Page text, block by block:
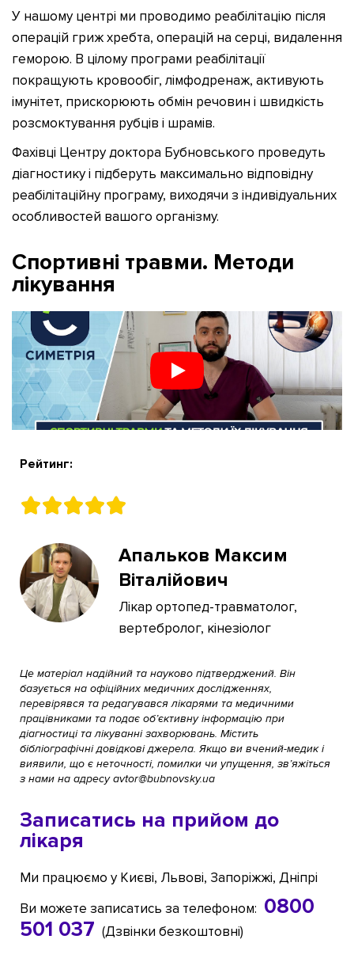
У нашому центрі ми проводимо реабілітацію після
операцій гриж хребта, операцій на серці, видалення
геморою. В цілому програми реабілітації
покращують кровообіг, лімфодренаж, активують
імунітет, прискорюють обмін речовин і швидкість
розсмоктування рубців і шрамів.
Фахівці Центру доктора Бубновського проведуть
діагностику і підберуть максимально відповідну
реабілітаційну програму, виходячи з індивідуальних
особливостей вашого організму.
Спортивні травми. Методи
лікування
Рейтинг:
Апальков Максим
Віталійович
Лікар ортопед-травматолог,
вертебролог, кінезіолог
Це матеріал надійний та науково підтверджений. Він
базується на офіційних медичних дослідженнях,
перевірявся та редагувався лікарями та медичними
працівниками та подає об’єктивну інформацію при
діагностиці та лікуванні захворювань. Містить
бібліографічні довідкові джерела. Якщо ви вчений-медик і
виявили, що є неточності, помилки чи упущення, зв’яжіться
з нами на адресу avtor@bubnovsky.ua
Записатись на прийом до
лікаря
Ми працюємо у Києві, Львові, Запоріжжі, Дніпрі
Ви можете записатись за телефоном: 0800
501 037 (Дзвінки безкоштовні)